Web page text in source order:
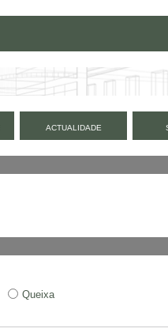
ACTUALIDADE
Queixa